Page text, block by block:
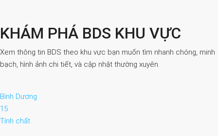
KHÁM PHÁ BDS KHU VỰC
Xem thông tin BDS theo khu vực bạn muốn tìm nhanh chóng, minh
bạch, hình ảnh chi tiết, và cập nhật thường xuyên.
Bình Dương
15
Tính chất